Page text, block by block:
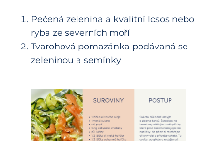
Pečená zelenina a kvalitní losos nebo
ryba ze severních moří
Tvarohová pomazánka podávaná se
zeleninou a semínky